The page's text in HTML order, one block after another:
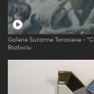
Galerie Suzanne Tarasieve -
Bozbiciu